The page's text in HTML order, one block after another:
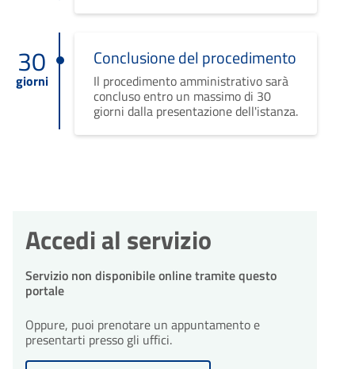
30
giorni
Conclusione del procedimento
Il procedimento amministrativo sarà
concluso entro un massimo di 30
giorni dalla presentazione dell'istanza.
Accedi al servizio
Servizio non disponibile online tramite questo
portale
Oppure, puoi prenotare un appuntamento e
presentarti presso gli uffici.